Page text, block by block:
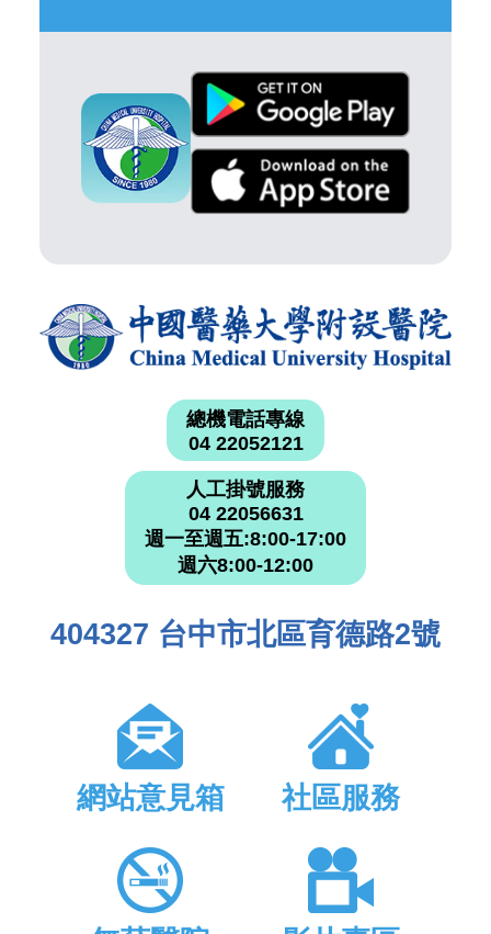
總機電話專線
04 22052121
人工掛號服務
04 22056631
週一至週五:8:00-17:00
週六8:00-12:00
404327 台中市北區育德路2號
網站意見箱 社區服務